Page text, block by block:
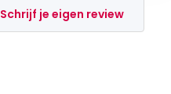
Schrijf je eigen review